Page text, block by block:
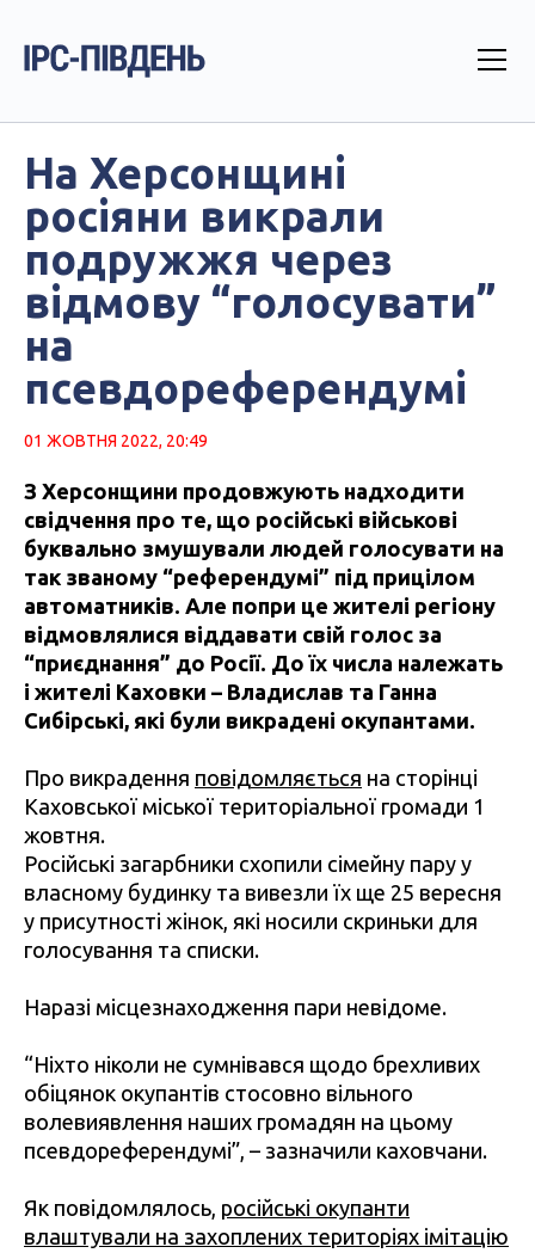
На Херсонщині
росіяни викрали
подружжя через
відмову “голосувати”
на
псевдореферендумі
01 ЖОВТНЯ 2022, 20:49
З Херсонщини продовжують надходити
свідчення про те, що російські військові
буквально змушували людей голосувати на
так званому “референдумі” під прицілом
автоматників. Але попри це жителі регіону
відмовлялися віддавати свій голос за
“приєднання” до Росії. До їх числа належать
і жителі Каховки – Владислав та Ганна
Сибірські, які були викрадені окупантами.
Про викрадення повідомляється на сторінці
Каховської міської територіальної громади 1
жовтня.
Російські загарбники схопили сімейну пару у
власному будинку та вивезли їх ще 25 вересня
у присутності жінок, які носили скриньки для
голосування та списки.
Наразі місцезнаходження пари невідоме.
“Ніхто ніколи не сумнівався щодо брехливих
обіцянок окупантів стосовно вільного
волевиявлення наших громадян на цьому
псевдореферендумі”, – зазначили каховчани.
Як повідомлялось, російські окупанти
влаштували на захоплених територіях імітацію